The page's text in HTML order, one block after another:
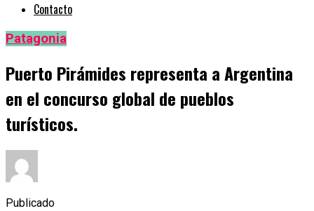
Contacto
Patagonia
Puerto Pirámides representa a Argentina
en el concurso global de pueblos
turísticos.
Publicado